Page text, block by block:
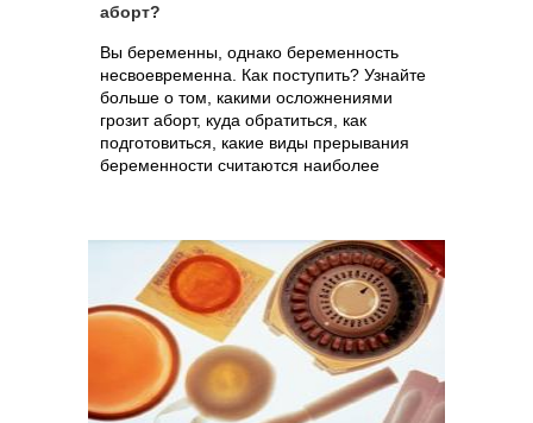
аборт?
Вы беременны, однако беременность
несвоевременна. Как поступить? Узнайте
больше о том, какими осложнениями
грозит аборт, куда обратиться, как
подготовиться, какие виды прерывания
беременности считаются наиболее